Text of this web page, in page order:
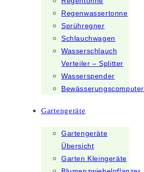
Regenwassertonne
Sprühregner
Schlauchwagen
Wasserschlauch
Verteiler – Splitter
Wasserspender
Bewässerungscomputer
Gartengeräte
Gartengeräte
Übersicht
Garten Kleingeräte